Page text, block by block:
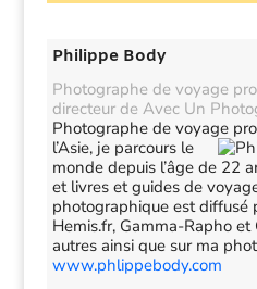
Philippe Body
Photographe de voyage
directeur de Avec Un
Photographe de voyage
l’Asie, je parcours le
monde depuis l’âge de 22
et livres et guides de
photographique est diffusé
Hemis.fr, Gamma-Rapho
autres ainsi que sur ma
www.phlippebody.com